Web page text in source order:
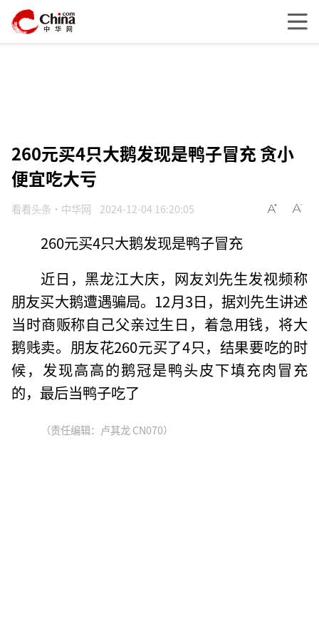
260元买4只大鹅发现是鸭子冒充 贪小
便宜吃大亏
看看头条·中华网 2024-12-04 16:20:05
260元买4只大鹅发现是鸭子冒充
近日，黑龙江大庆，网友刘先生发视频称
朋友买大鹅遭遇骗局。12月3日，据刘先生讲述
当时商贩称自己父亲过生日，着急用钱，将大
鹅贱卖。朋友花260元买了4只，结果要吃的时
候，发现高高的鹅冠是鸭头皮下填充肉冒充
的，最后当鸭子吃了
（责任编辑：卢其龙 CN070）